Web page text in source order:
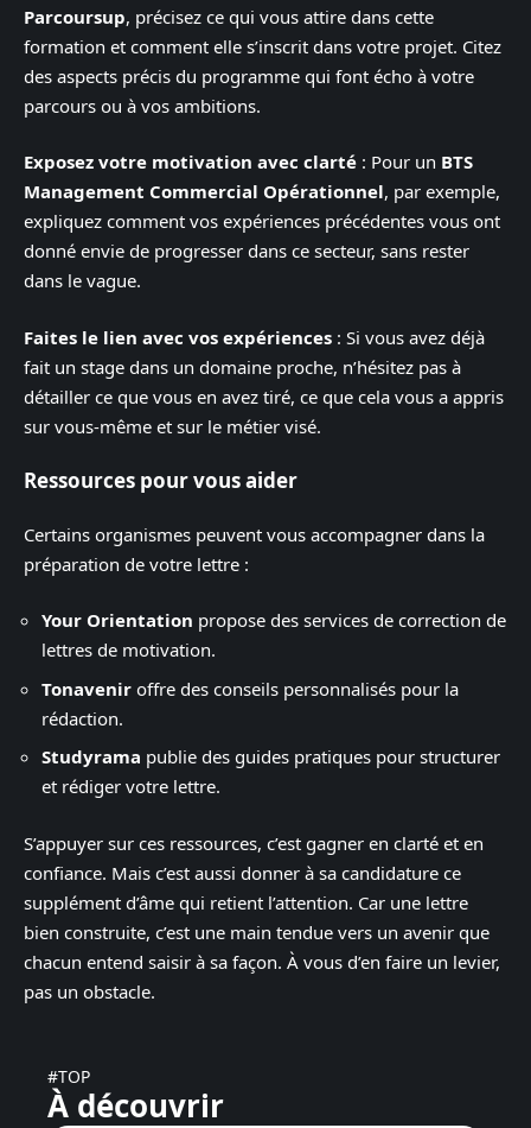
Parcoursup, précisez ce qui vous attire dans cette
formation et comment elle s’inscrit dans votre projet. Citez
des aspects précis du programme qui font écho à votre
parcours ou à vos ambitions.
Exposez votre motivation avec clarté : Pour un BTS
Management Commercial Opérationnel, par exemple,
expliquez comment vos expériences précédentes vous ont
donné envie de progresser dans ce secteur, sans rester
dans le vague.
Faites le lien avec vos expériences : Si vous avez déjà
fait un stage dans un domaine proche, n’hésitez pas à
détailler ce que vous en avez tiré, ce que cela vous a appris
sur vous-même et sur le métier visé.
Ressources pour vous aider
Certains organismes peuvent vous accompagner dans la
préparation de votre lettre :
Your Orientation propose des services de correction de
lettres de motivation.
Tonavenir offre des conseils personnalisés pour la
rédaction.
Studyrama publie des guides pratiques pour structurer
et rédiger votre lettre.
S’appuyer sur ces ressources, c’est gagner en clarté et en
confiance. Mais c’est aussi donner à sa candidature ce
supplément d’âme qui retient l’attention. Car une lettre
bien construite, c’est une main tendue vers un avenir que
chacun entend saisir à sa façon. À vous d’en faire un levier,
pas un obstacle.
#TOP
À découvrir